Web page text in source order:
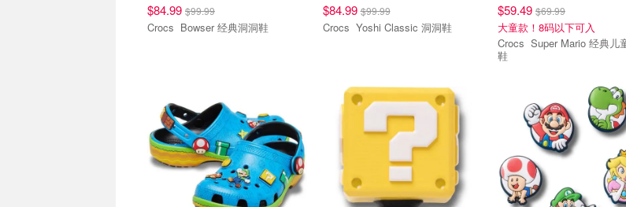
$84.99 $99.99
Crocs Bowser 经典洞洞鞋
$84.99$99.99
Crocs Yoshi Classic 洞洞鞋
$59.49 $69.99
大童款！8码以下可入
Crocs Super Mario 经典儿童洞洞
鞋
智必星鞋花